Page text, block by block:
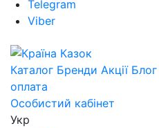
Telegram
Viber
Каталог Бренди Акції Блог
оплата
Особистий кабінет
Укр